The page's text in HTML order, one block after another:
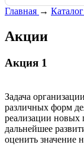
Главная → Каталог
Акции
Акция 1
Задача
различных форм
реализации
дальнейшее
оценить значение